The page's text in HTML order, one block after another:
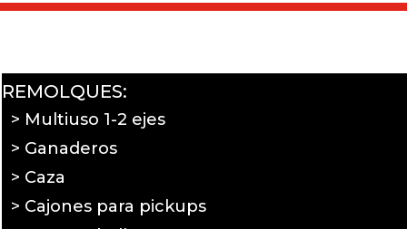
REMOLQUES:
> Multiuso 1-2 ejes
> Ganaderos
> Caza
> Cajones para pickups